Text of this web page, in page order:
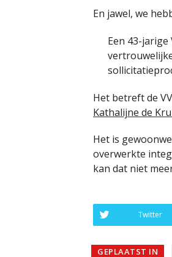
En jawel, we
Een 43-
Het betreft de
Kathalijne de
Het is
overwerkte
kan dat niet
Twitter
GEPLAATST IN